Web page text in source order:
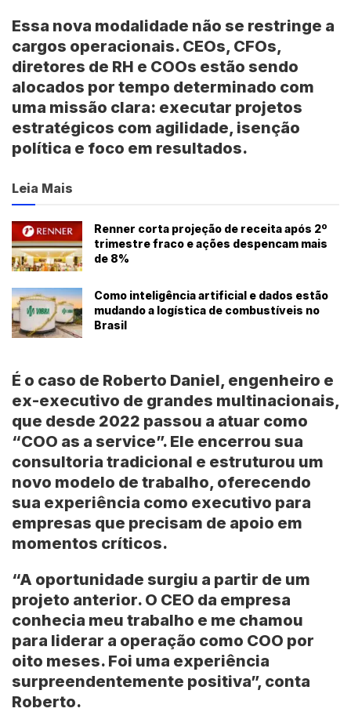
Essa nova modalidade não se restringe a
cargos operacionais. CEOs, CFOs,
diretores de RH e COOs estão sendo
alocados por tempo determinado com
uma missão clara: executar projetos
estratégicos com agilidade, isenção
política e foco em resultados.
Leia Mais
Renner corta projeção de receita após 2º
trimestre fraco e ações despencam mais
de 8%
Como inteligência artificial e dados estão
mudando a logística de combustíveis no
Brasil
É o caso de Roberto Daniel, engenheiro e
ex-executivo de grandes multinacionais,
que desde 2022 passou a atuar como
“COO as a service”. Ele encerrou sua
consultoria tradicional e estruturou um
novo modelo de trabalho, oferecendo
sua experiência como executivo para
empresas que precisam de apoio em
momentos críticos.
“A oportunidade surgiu a partir de um
projeto anterior. O CEO da empresa
conhecia meu trabalho e me chamou
para liderar a operação como COO por
oito meses. Foi uma experiência
surpreendentemente positiva”, conta
Roberto.